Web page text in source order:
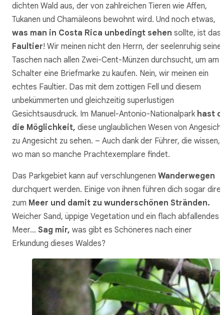
dichten Wald aus, der von zahlreichen Tieren wie Affen,
Tukanen und Chamäleons bewohnt wird. Und noch etwas,
was man in Costa Rica unbedingt sehen sollte, ist das
Faultier! Wir meinen nicht den Herrn, der seelenruhig seine
Taschen nach allen Zwei-Cent-Münzen durchsucht, um am
Schalter eine Briefmarke zu kaufen. Nein, wir meinen ein
echtes Faultier. Das mit dem zottigen Fell und diesem
unbekümmerten und gleichzeitig superlustigen
Gesichtsausdruck. Im Manuel-Antonio-Nationalpark hast
die Möglichkeit, diese unglaublichen Wesen von Angesicht
zu Angesicht zu sehen. – Auch dank der Führer, die wissen,
wo man so manche Prachtexemplare findet.
Das Parkgebiet kann auf verschlungenen Wanderwegen
durchquert werden. Einige von ihnen führen dich sogar
zum Meer und damit zu wunderschönen Stränden.
Weicher Sand, üppige Vegetation und ein flach abfallendes
Meer… Sag mir, was gibt es Schöneres nach einer
Erkundung dieses Waldes?